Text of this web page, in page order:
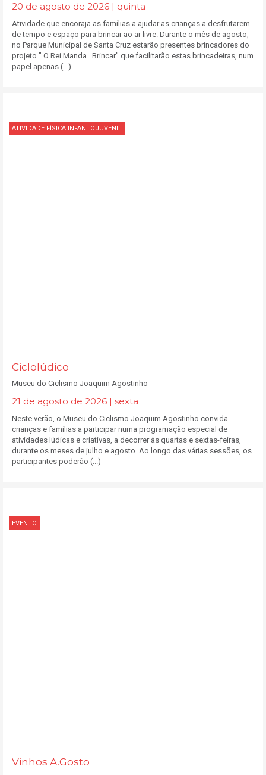
20 de agosto de 2026 | quinta
Atividade que encoraja as famílias a ajudar as crianças a desfrutarem
de tempo e espaço para brincar ao ar livre. Durante o mês de agosto,
no Parque Municipal de Santa Cruz estarão presentes brincadores do
projeto " O Rei Manda...Brincar" que facilitarão estas brincadeiras, num
papel apenas (...)
ATIVIDADE FÍSICA INFANTOJUVENIL
Ciclolúdico
Museu do Ciclismo Joaquim Agostinho
21 de agosto de 2026 | sexta
Neste verão, o Museu do Ciclismo Joaquim Agostinho convida
crianças e famílias a participar numa programação especial de
atividades lúdicas e criativas, a decorrer às quartas e sextas-feiras,
durante os meses de julho e agosto. Ao longo das várias sessões, os
participantes poderão (...)
EVENTO
Vinhos A.Gosto